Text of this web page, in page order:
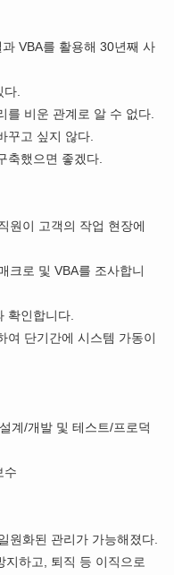
VBA를 활용해 30년째 사
.
를 비운 관계로 알 수 없다.
꾸고 싶지 않다.
축했으면 좋겠다.
원이 고객의 작업 현장에
크로 및 VBA를 조사합니
확인합니다.
여 단기간에 시스템 가동이
계/개발 및 테스트/프로덕
수
원화된 관리가 가능해졌다.
지하고, 퇴직 등 이직으로